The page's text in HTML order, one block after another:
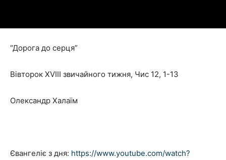
“Дорога до серця”
Вівторок XVIII звичайного тижня, Чис 12, 1-13
Олександр Халаїм
Євангеліє з дня: https://www.youtube.com/watch?